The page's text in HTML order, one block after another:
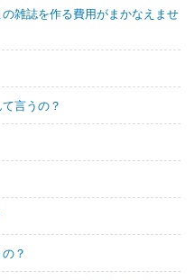
雑誌を作る費用がまかなえませ
言うの？
？